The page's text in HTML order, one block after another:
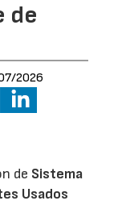
de
2026
de Sistema
Usados